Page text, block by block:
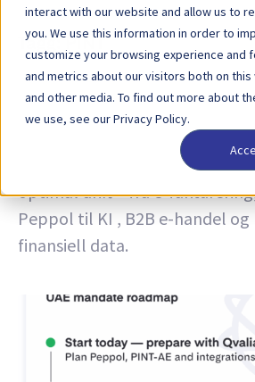
interact with our website and allow us to
you. We use this information in order to
customize your browsing experience and
and metrics about our visitors both on
and other media. To find out more about
we use, see our Privacy Policy.
Tagg:
Innsikt i transaksjoner,
samt nyheter om
mer om hvordan du kan
hvordan du kan bruke
optimal drift – fra e-
Peppol til KI , B2B e-handel
finansiell data.